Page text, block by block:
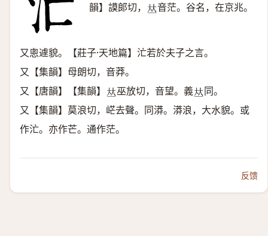
韻】謨郞切， 𠀤音茫。谷名，在京兆。
又悤遽貌。【莊子·天地篇】汒若於夫子之言。
又【集韻】母朗切，音莽。
又【唐韻】【集韻】 𠀤巫放切，音望。義𠀤同。
又【集韻】莫浪切，㟐去聲。同漭。漭浪，大水貌。或
作汒。亦作芒。通作茫。
反馈